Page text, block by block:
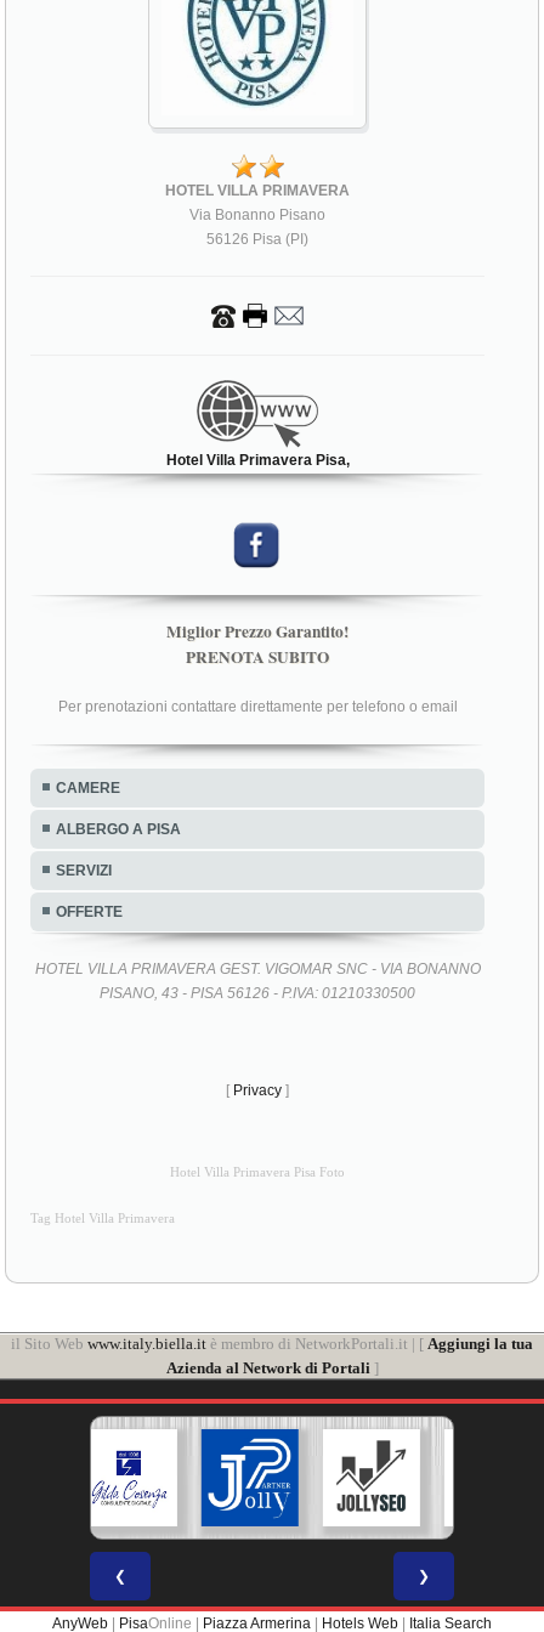
HOTEL VILLA PRIMAVERA
Via Bonanno Pisano
56126 Pisa (PI)
Hotel Villa Primavera Pisa,
Miglior Prezzo Garantito!
PRENOTA SUBITO
Per prenotazioni contattare direttamente per telefono o email
CAMERE
ALBERGO A PISA
SERVIZI
OFFERTE
HOTEL VILLA PRIMAVERA GEST. VIGOMAR SNC - VIA BONANNO
PISANO, 43 - PISA 56126 - P.IVA: 01210330500
[ Privacy ]
Hotel Villa Primavera Pisa Foto
Tag Hotel Villa Primavera
il Sito Web www.italy.biella.it è membro di NetworkPortali.it | [ Aggiungi la tua
Azienda al Network di Portali ]
❮ ❯
AnyWeb | PisaOnline | Piazza Armerina | Hotels Web | Italia Search